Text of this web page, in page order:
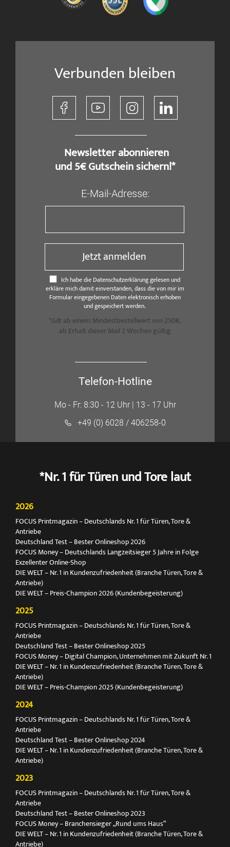
Verbunden bleiben
​ Newsletter abonnieren
und 5€ Gutschein sichern!*
E-Mail-Adresse:
Jetzt anmelden
Ich habe die Datenschutzerklärung gelesen und
erkläre mich damit einverstanden, dass die von mir im
Formular eingegebenen Daten elektronisch erhoben
und gespeichert werden.
*Gilt ab einem Mindestbestellwert von 250€,
ab Erhalt dieser Mail 2 Wochen gültig
Telefon-Hotline
Mo - Fr: 8:30 - 12 Uhr | 13 - 17 Uhr
+49 (0) 6028 / 406258-0
*Nr. 1 für Türen und Tore laut
2026
FOCUS Printmagazin – Deutschlands Nr. 1 für Türen, Tore &
Antriebe
Deutschland Test – Bester Onlineshop 2026
FOCUS Money – Deutschlands Langzeitsieger 5 Jahre in Folge
Exzellenter Online-Shop
DIE WELT – Nr. 1 in Kundenzufriedenheit (Branche Türen, Tore &
Antriebe)
DIE WELT – Preis-Champion 2026 (Kundenbegeisterung)
2025
FOCUS Printmagazin – Deutschlands Nr. 1 für Türen, Tore &
Antriebe
Deutschland Test – Bester Onlineshop 2025
FOCUS Money – Digital Champion, Unternehmen mit Zukunft Nr. 1
DIE WELT – Nr. 1 in Kundenzufriedenheit (Branche Türen, Tore &
Antriebe)
DIE WELT – Preis-Champion 2025 (Kundenbegeisterung)
2024
FOCUS Printmagazin – Deutschlands Nr. 1 für Türen, Tore &
Antriebe
Deutschland Test – Bester Onlineshop 2024
DIE WELT – Nr. 1 in Kundenzufriedenheit (Branche Türen, Tore &
Antriebe)
2023
FOCUS Printmagazin – Deutschlands Nr. 1 für Türen, Tore &
Antriebe
Deutschland Test – Bester Onlineshop 2023
FOCUS Money – Branchensieger „Rund ums Haus“
DIE WELT – Nr. 1 in Kundenzufriedenheit (Branche Türen, Tore &
Antriebe)